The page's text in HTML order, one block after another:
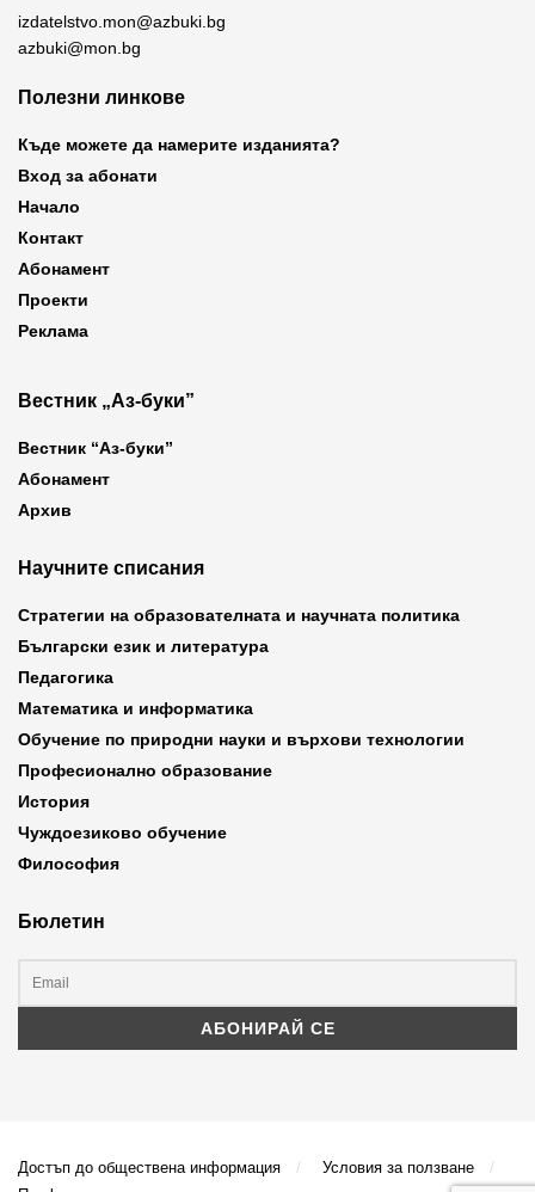
izdatelstvo.mon@azbuki.bg
azbuki@mon.bg
Полезни линкове
Къде можете да намерите изданията?
Вход за абонати
Начало
Контакт
Абонамент
Проекти
Реклама
Вестник „Аз-буки”
Вестник “Аз-буки”
Абонамент
Архив
Научните списания
Стратегии на образователната и научната политика
Български език и литература
Педагогика
Математика и информатика
Обучение по природни науки и върхови технологии
Професионално образование
История
Чуждоезиково обучение
Философия
Бюлетин
Достъп до обществена информация
Условия за ползване